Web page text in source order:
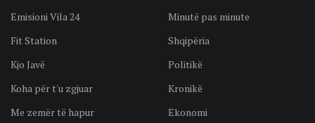
Emisioni Vila 24
Fit Station
Kjo Javë
Koha për t'u zgjuar
Me zemër të hapur
Minutë pas minute
Shqipëria
Politikë
Kronikë
Ekonomi